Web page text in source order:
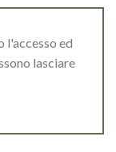
l'accesso ed
lasciare